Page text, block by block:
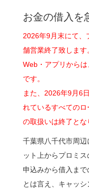
お金の借入を
2026年9月末にて、
舗営業終了致します
Web・アプリから
です。
また、2026年9月6
れているすべての
の取扱いは終了とな
千葉県八千代市周
ット上からプロミス
申込みから借入まで
とは言え、キャッ